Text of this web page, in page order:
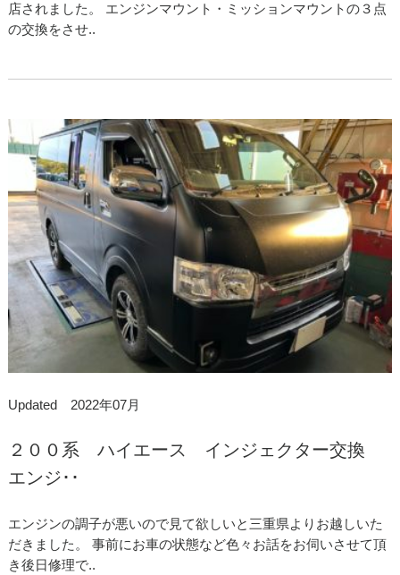
店されました。 エンジンマウント・ミッションマウントの３点
の交換をさせ..
Updated 2022年07月
２００系 ハイエース インジェクター交換
エンジ･･
エンジンの調子が悪いので見て欲しいと三重県よりお越しいた
だきました。 事前にお車の状態など色々お話をお伺いさせて頂
き後日修理で..